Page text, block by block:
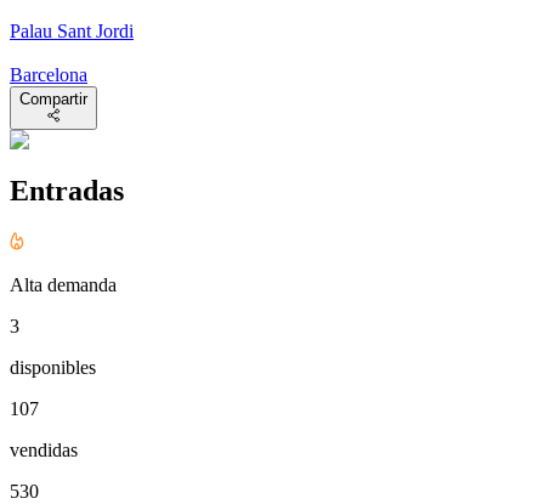
Palau Sant Jordi
Barcelona
Compartir
Entradas
Alta demanda
3
disponibles
107
vendidas
530